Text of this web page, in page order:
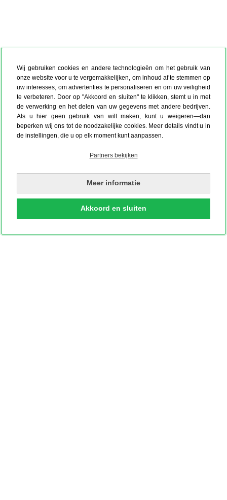
Wij gebruiken cookies en andere technologieën om het gebruik van
onze website voor u te vergemakkelijken, om inhoud af te stemmen op
uw interesses, om advertenties te personaliseren en om uw veiligheid
te verbeteren. Door op "Akkoord en sluiten" te klikken, stemt u in met
de verwerking en het delen van uw gegevens met andere bedrijven.
Als u hier geen gebruik van wilt maken, kunt u weigeren—dan
beperken wij ons tot de noodzakelijke cookies. Meer details vindt u in
de instellingen, die u op elk moment kunt aanpassen.
Partners bekijken
Meer informatie
Akkoord en sluiten